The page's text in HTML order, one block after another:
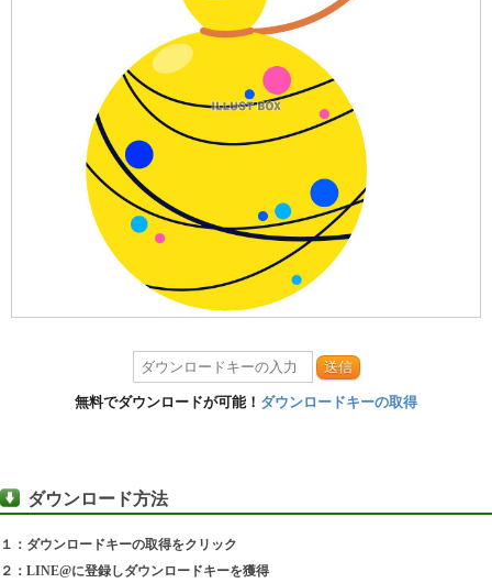
送信
無料でダウンロードが可能！ ダウンロードキーの取得
ダウンロード方法
１：ダウンロードキーの取得をクリック
２：LINE@に登録しダウンロードキーを獲得